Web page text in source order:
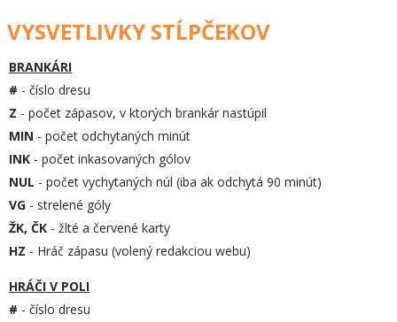
VYSVETLIVKY STĹPČEKOV
BRANKÁRI
# - číslo dresu
Z - počet zápasov, v ktorých brankár nastúpil
MIN - počet odchytaných minút
INK - počet inkasovaných gólov
NUL - počet vychytaných núl (iba ak odchytá 90 minút)
VG - strelené góly
ŽK, ČK - žlté a červené karty
HZ - Hráč zápasu (volený redakciou webu)
HRÁČI V POLI
# - číslo dresu